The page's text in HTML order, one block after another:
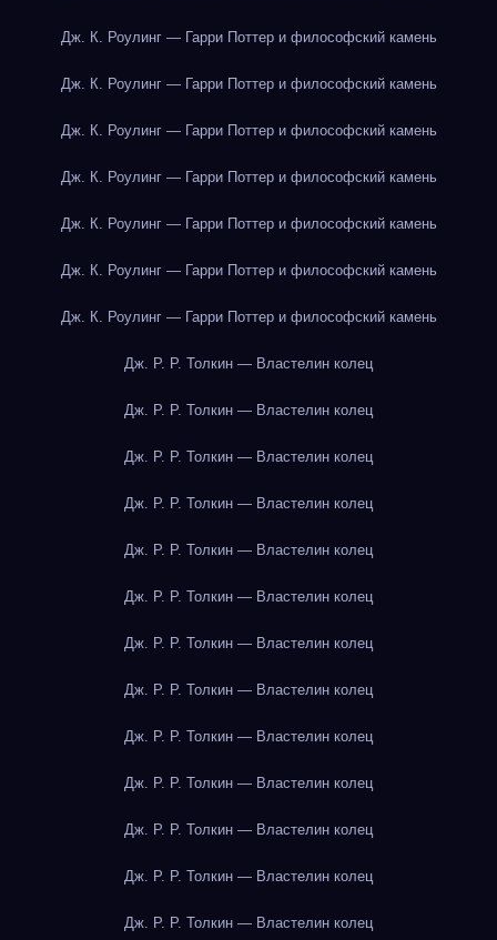
Дж. К. Роулинг — Гарри Поттер и философский камень
Дж. К. Роулинг — Гарри Поттер и философский камень
Дж. К. Роулинг — Гарри Поттер и философский камень
Дж. К. Роулинг — Гарри Поттер и философский камень
Дж. К. Роулинг — Гарри Поттер и философский камень
Дж. К. Роулинг — Гарри Поттер и философский камень
Дж. К. Роулинг — Гарри Поттер и философский камень
Дж. Р. Р. Толкин — Властелин колец
Дж. Р. Р. Толкин — Властелин колец
Дж. Р. Р. Толкин — Властелин колец
Дж. Р. Р. Толкин — Властелин колец
Дж. Р. Р. Толкин — Властелин колец
Дж. Р. Р. Толкин — Властелин колец
Дж. Р. Р. Толкин — Властелин колец
Дж. Р. Р. Толкин — Властелин колец
Дж. Р. Р. Толкин — Властелин колец
Дж. Р. Р. Толкин — Властелин колец
Дж. Р. Р. Толкин — Властелин колец
Дж. Р. Р. Толкин — Властелин колец
Дж. Р. Р. Толкин — Властелин колец